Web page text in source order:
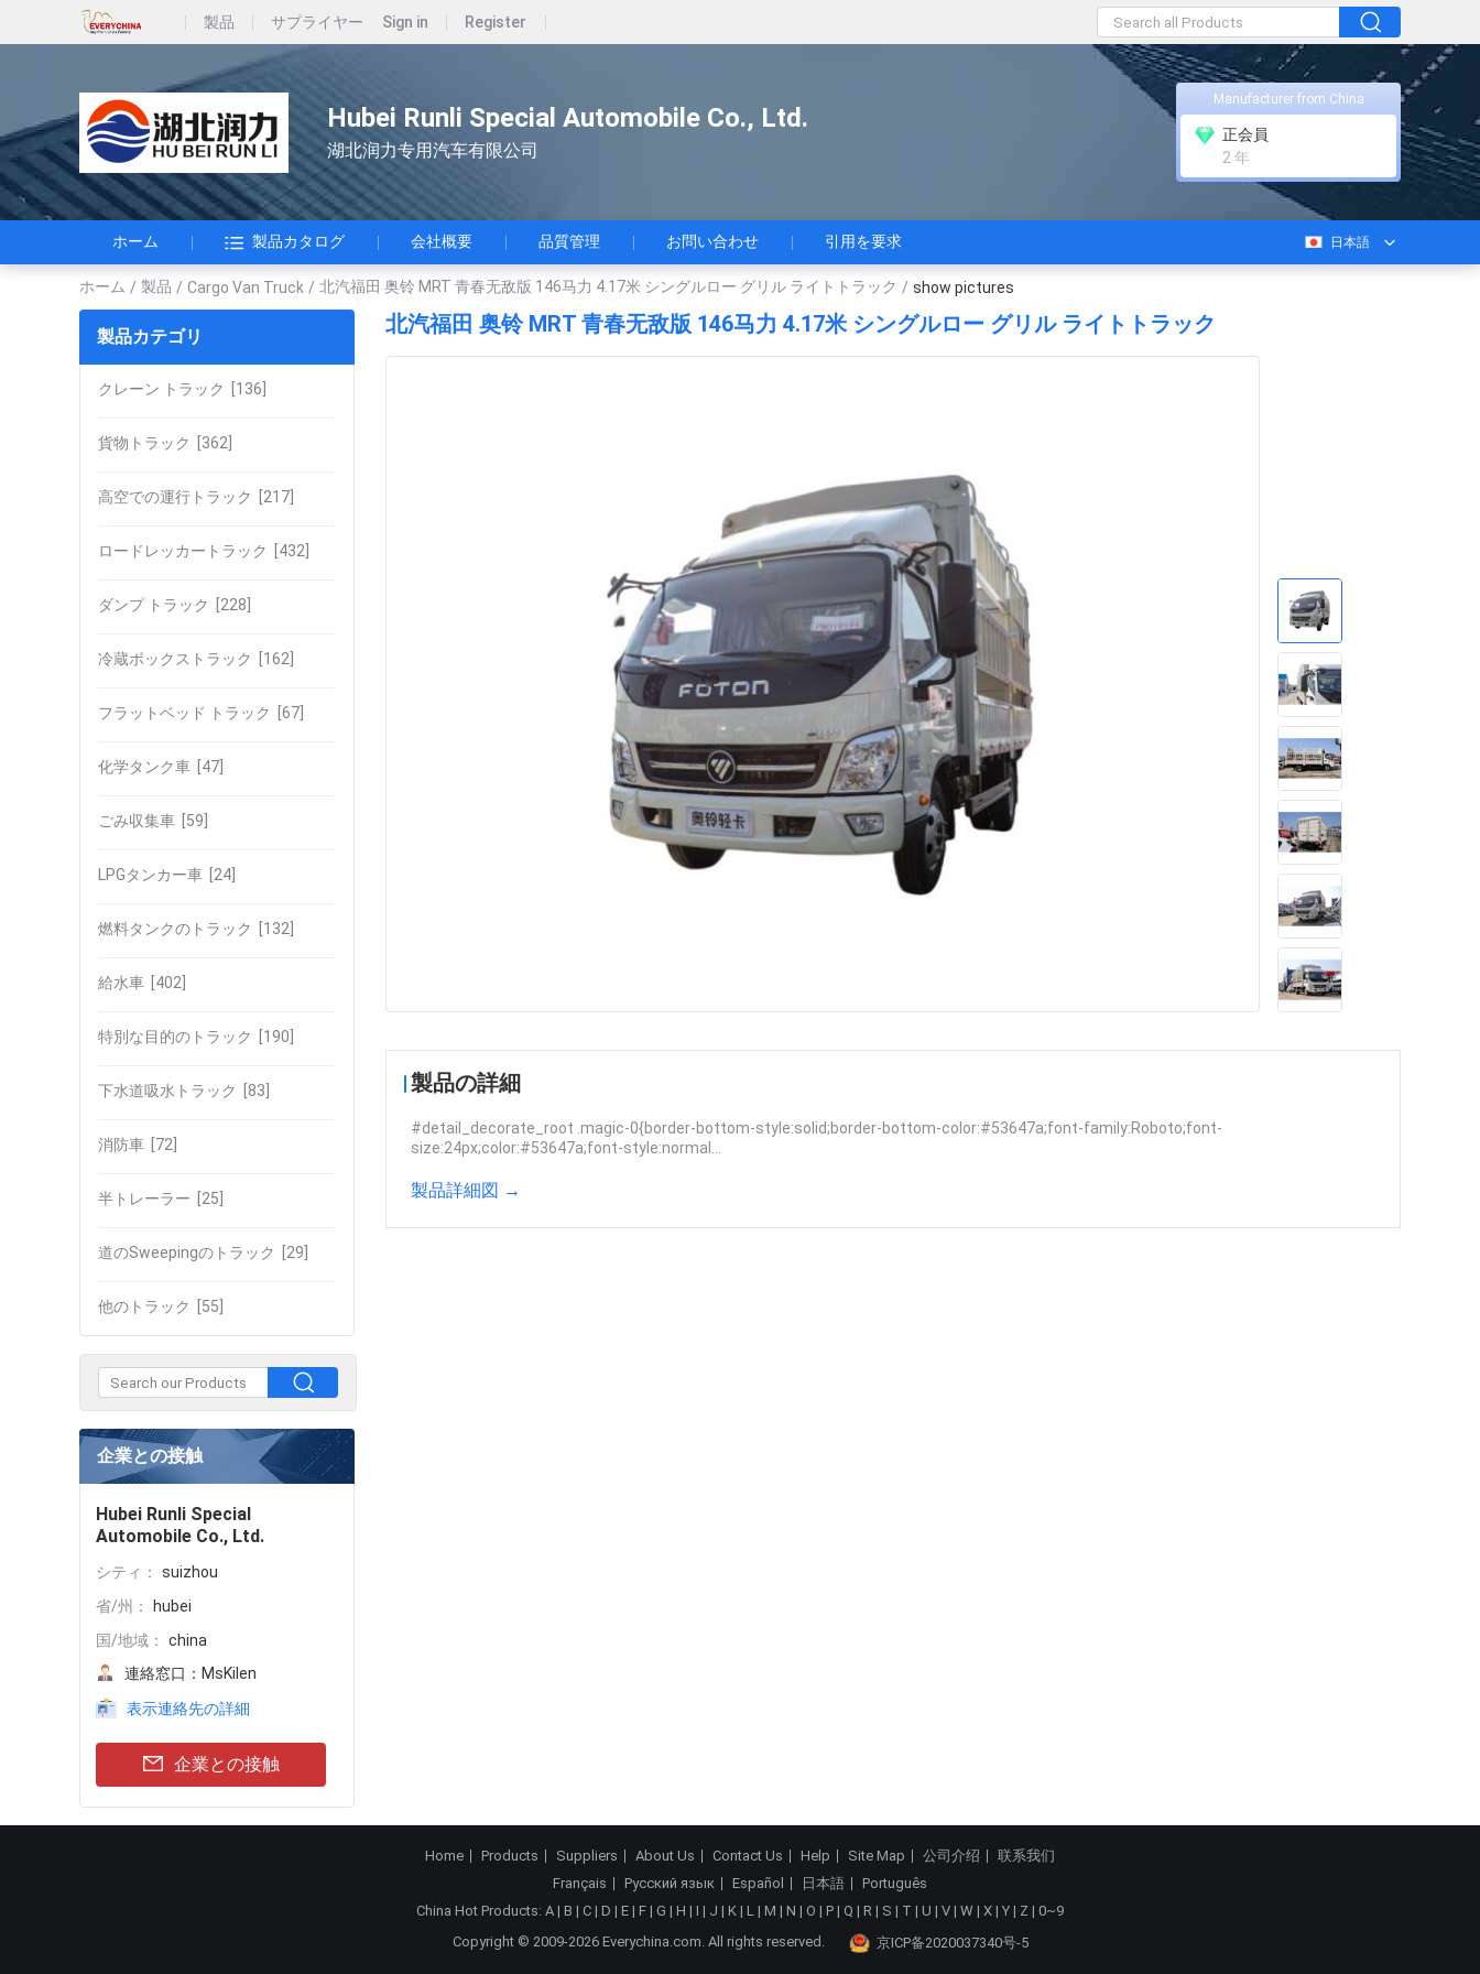
製品 サプライヤー Sign in Register
Hubei Runli Special Automobile Co., Ltd.
湖北润力专用汽车有限公司
Manufacturer from China
正会員
2 年
ホーム 製品カタログ 会社概要 品質管理 お問い合わせ 引用を要求 日本語
ホーム / 製品 / Cargo Van Truck / 北汽福田 奥铃 MRT 青春无敌版 146马力 4.17米 シングルロー グリル ライトトラック / show pictures
製品カテゴリ
クレーン トラック [136]
貨物トラック [362]
高空での運行トラック [217]
ロードレッカートラック [432]
ダンプ トラック [228]
冷蔵ボックストラック [162]
フラットベッド トラック [67]
化学タンク車 [47]
ごみ収集車 [59]
LPGタンカー車 [24]
燃料タンクのトラック [132]
給水車 [402]
特別な目的のトラック [190]
下水道吸水トラック [83]
消防車 [72]
半トレーラー [25]
道のSweepingのトラック [29]
他のトラック [55]
企業との接触
Hubei Runli Special
Automobile Co., Ltd.
シティ：
suizhou
省/州：
hubei
国/地域：
china
連絡窓口： MsKilen
表示連絡先の詳細
企業との接触
北汽福田 奥铃 MRT 青春无敌版 146马力 4.17米 シングルロー グリル ライトトラック
製品の詳細
#detail_decorate_root .magic-0{border-bottom-style:solid;border-bottom-color:#53647a;font-family:Roboto;font-
size:24px;color:#53647a;font-style:normal...
製品詳細図 →
Home Products Suppliers About Us Contact Us Help Site Map 公司介绍
联系我们
Français
Русский язык Español 日本語
Português
China Hot Products: A | B | C | D | E | F | G | H | I | J | K | L | M | N | O | P | Q | R | S | T | U | V | W | X | Y | Z | 0~9
Copyright © 2009-2026 Everychina.com. All rights reserved.
京ICP备2020037340号-5